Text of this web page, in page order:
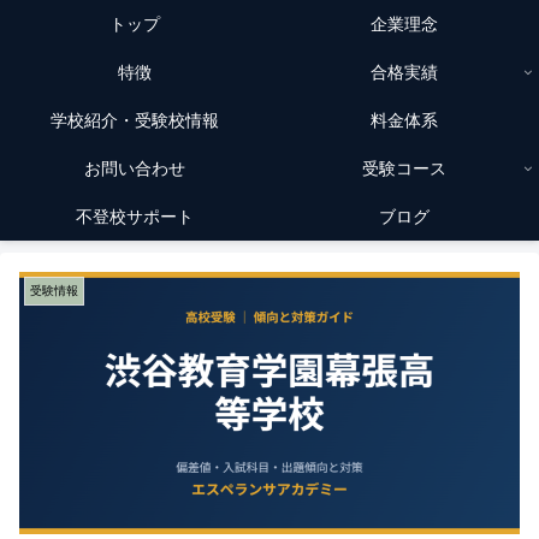
トップ 企業理念
特徴 合格実績
学校紹介・受験校情報 料金体系
お問い合わせ 受験コース
不登校サポート ブログ
受験情報